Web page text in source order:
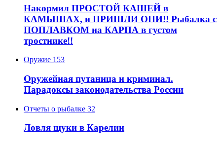
Накормил ПРОСТОЙ КАШЕЙ в
КАМЫШАХ, и ПРИШЛИ ОНИ!! Рыбалка с
ПОПЛАВКОМ на КАРПА в густом
тростнике!!
Оружие 153
Оружейная путаница и криминал.
Парадоксы законодательства России
Отчеты о рыбалке 32
Ловля щуки в Карелии